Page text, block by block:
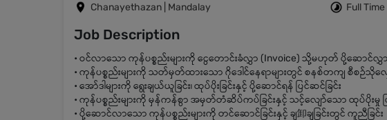
Chanayethazan | Mandalay Full Time
Job Description
• ဝင်လာသော ကုန်ပစ္စည်းများကို ငွေတောင်းခံလွှာ (Invoice) သို့မဟုတ် ပို့ဆောင်
• ကုန်ပစ္စည်းများကို သတ်မှတ်ထားသော ဂိုဒေါင်နေရာများတွင် စနစ်တကျ စီစဉ်သိုလှေ
• အော်ဒါများကို ရွေးချယ်ယူခြင်း၊ ထုပ်ပိုးခြင်းနှင့် ပို့ဆောင်ရန် ပြင်ဆင်ခြင်း
• ကုန်ပစ္စည်းများကို မှန်ကန်စွာ အမှတ်တံဆိပ်ကပ်ခြင်းနှင့် သင့်လျော်သော ထုပ်ပိုးမှု ပ
• ပို့ဆောင်လာသော ကုန်ပစ္စည်းများကို တင်ဆောင်ခြင်းနှင့် ချ卸ချခြင်းတွင် ကူညီခြင်း